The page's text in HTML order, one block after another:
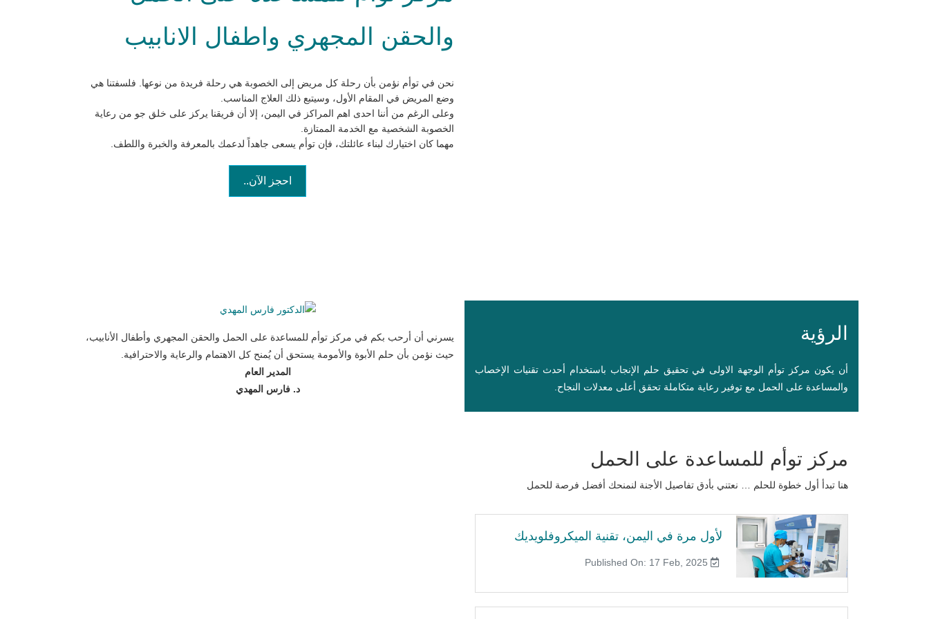
والحقن المجهري واطفال الانابيب
نحن في توأم نؤمن بأن رحلة كل مريض إلى الخصوبة هي رحلة فريدة من نوعها. فلسفتنا هي
وضع المريض في المقام الأول، وسيتبع ذلك العلاج المناسب.
وعلى الرغم من أننا احدى اهم المراكز في اليمن، إلا أن فريقنا يركز على خلق جو من رعاية
الخصوبة الشخصية مع الخدمة الممتازة.
مهما كان اختيارك لبناء عائلتك، فإن توأم يسعى جاهداً لدعمك بالمعرفة والخبرة واللطف.
احجز الآن..
الرؤية
أن يكون مركز توأم الوجهة الاولى في تحقيق حلم الإنجاب باستخدام أحدث تقنيات الإخصاب
والمساعدة على الحمل مع توفير رعاية متكاملة تحقق أعلى معدلات النجاح.
مركز توأم للمساعدة على الحمل
هنا تبدأ أول خطوة للحلم … نعتني بأدق تفاصيل الأجنة لنمنحك أفضل فرصة للحمل
لأول مرة في اليمن، تقنية الميكروفلويديك
يسرني أن أرحب بكم في مركز توأم للمساعدة على الحمل والحقن المجهري وأطفال الأنابيب،
حيث نؤمن بأن حلم الأبوة والأمومة يستحق أن يُمنح كل الاهتمام والرعاية والاحترافية.
المدير العام
د. فارس المهدي